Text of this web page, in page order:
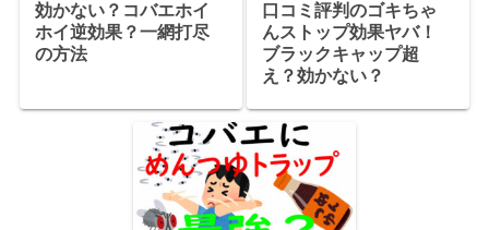
効かない？コバエホイ
ホイ逆効果？一網打尽
の方法
口コミ評判のゴキちゃ
んストップ効果ヤバ！
ブラックキャップ超
え？効かない？